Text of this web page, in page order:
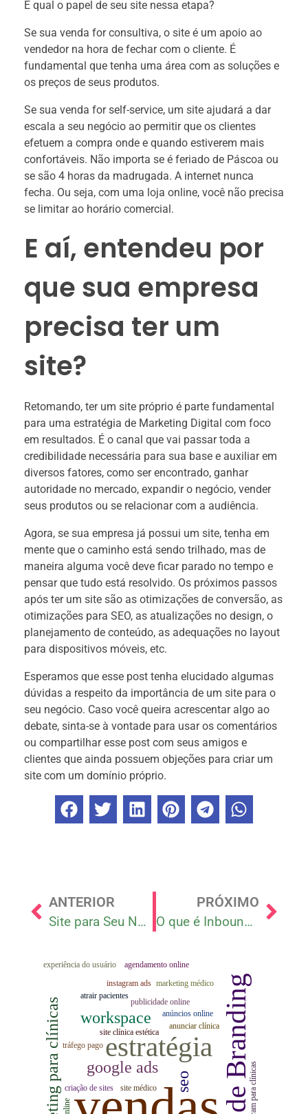
E qual o papel de seu site nessa etapa?
Se sua venda for consultiva, o site é um apoio ao
vendedor na hora de fechar com o cliente. É
fundamental que tenha uma área com as soluções e
os preços de seus produtos.
Se sua venda for self-service, um site ajudará a dar
escala a seu negócio ao permitir que os clientes
efetuem a compra onde e quando estiverem mais
confortáveis. Não importa se é feriado de Páscoa ou
se são 4 horas da madrugada. A internet nunca
fecha. Ou seja, com uma loja online, você não precisa
se limitar ao horário comercial.
E aí, entendeu por
que sua empresa
precisa ter um
site?
Retomando, ter um site próprio é parte fundamental
para uma estratégia de Marketing Digital com foco
em resultados. É o canal que vai passar toda a
credibilidade necessária para sua base e auxiliar em
diversos fatores, como ser encontrado, ganhar
autoridade no mercado, expandir o negócio, vender
seus produtos ou se relacionar com a audiência.
Agora, se sua empresa já possui um site, tenha em
mente que o caminho está sendo trilhado, mas de
maneira alguma você deve ficar parado no tempo e
pensar que tudo está resolvido. Os próximos passos
após ter um site são as otimizações de conversão, as
otimizações para SEO, as atualizações no design, o
planejamento de conteúdo, as adequações no layout
para dispositivos móveis, etc.
Esperamos que esse post tenha elucidado algumas
dúvidas a respeito da importância de um site para o
seu negócio. Caso você queira acrescentar algo ao
debate, sinta-se à vontade para usar os comentários
ou compartilhar esse post com seus amigos e
clientes que ainda possuem objeções para criar um
site com um domínio próprio.
ANTERIOR
Site para Seu Negócio – O que fazer para receber mais contatos
PRÓXIMO
O que é Inbound Marketing